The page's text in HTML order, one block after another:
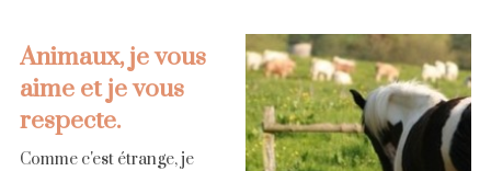
Animaux, je vous
aime et je vous
respecte.
Comme c'est étrange, je